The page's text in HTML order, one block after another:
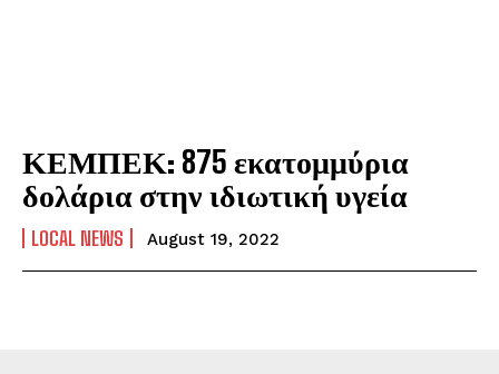
ΚΕΜΠΕΚ: 875 εκατομμύρια
δολάρια στην ιδιωτική υγεία
LOCAL NEWS August 19, 2022